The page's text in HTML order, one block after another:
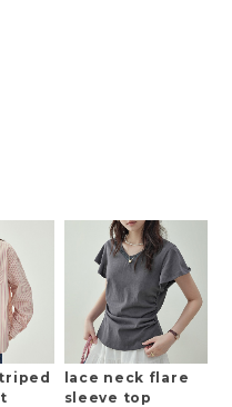
lace neck flare
sleeve top